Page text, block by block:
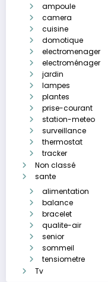
ampoule
camera
cuisine
domotique
electromenager
electroménager
jardin
lampes
plantes
prise-courant
station-meteo
surveillance
thermostat
tracker
Non classé
sante
alimentation
balance
bracelet
qualite-air
senior
sommeil
tensiometre
Tv